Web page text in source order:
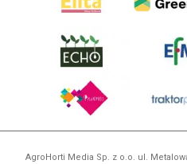
AgroHorti Media Sp. z o.o. ul.